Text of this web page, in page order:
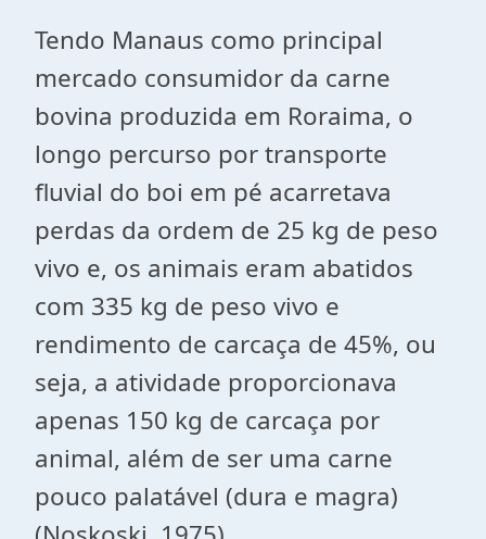
Tendo Manaus como principal
mercado consumidor da carne
bovina produzida em Roraima, o
longo percurso por transporte
fluvial do boi em pé acarretava
perdas da ordem de 25 kg de peso
vivo e, os animais eram abatidos
com 335 kg de peso vivo e
rendimento de carcaça de 45%, ou
seja, a atividade proporcionava
apenas 150 kg de carcaça por
animal, além de ser uma carne
pouco palatável (dura e magra)